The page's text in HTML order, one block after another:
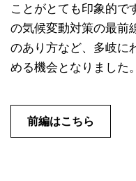
ことがとても印象的で
の気候変動対策の最前
のあり方など、多岐に
める機会となりました
前編はこちら